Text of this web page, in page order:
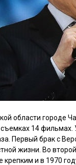
области городе
14
Первый брак с
жизни. Во
крепким и в 1970